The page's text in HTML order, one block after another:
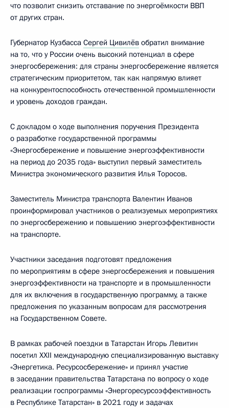
что позволит снизить отставание по энергоёмкости ВВП
от других стран.
Губернатор Кузбасса Сергей Цивилёв обратил внимание
на то, что у России очень высокий потенциал в сфере
энергосбережения: для страны энергосбережение является
стратегическим приоритетом, так как напрямую влияет
на конкурентоспособность отечественной промышленности
и уровень доходов граждан.
С докладом о ходе выполнения поручения Президента
о разработке государственной программы
«Энергосбережение и повышение энергоэффективности
на период до 2035 года» выступил первый заместитель
Министра экономического развития Илья Торосов.
Заместитель Министра транспорта Валентин Иванов
проинформировал участников о реализуемых мероприятиях
по энергосбережению и повышению энергоэффективности
на транспорте.
Участники заседания подготовят предложения
по мероприятиям в сфере энергосбережения и повышения
энергоэффективности на транспорте и в промышленности
для их включения в государственную программу, а также
предложения по указанным вопросам для рассмотрения
на Государственном Совете.
В рамках рабочей поездки в Татарстан Игорь Левитин
посетил XXII международную специализированную выставку
«Энергетика. Ресурсосбережение» и принял участие
в заседании правительства Татарстана по вопросу о ходе
реализации госпрограммы «Энергоресурсоэффективность
в Республике Татарстан» в 2021 году и задачах